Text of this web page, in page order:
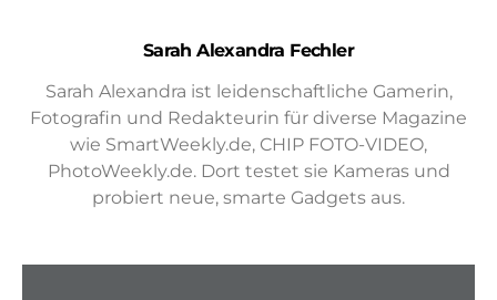
Sarah Alexandra Fechler
Sarah Alexandra ist leidenschaftliche Gamerin,
Fotografin und Redakteurin für diverse Magazine
wie SmartWeekly.de, CHIP FOTO-VIDEO,
PhotoWeekly.de. Dort testet sie Kameras und
probiert neue, smarte Gadgets aus.